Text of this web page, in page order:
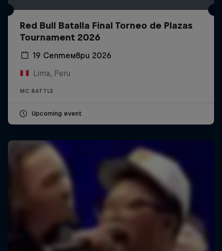
Red Bull Batalla Final Torneo de Plazas
Tournament 2026
19 Септември 2026
Lima, Peru
MC BATTLE
Upcoming event